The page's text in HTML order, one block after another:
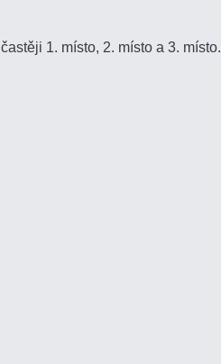
1. místo, 2. místo a 3. místo.